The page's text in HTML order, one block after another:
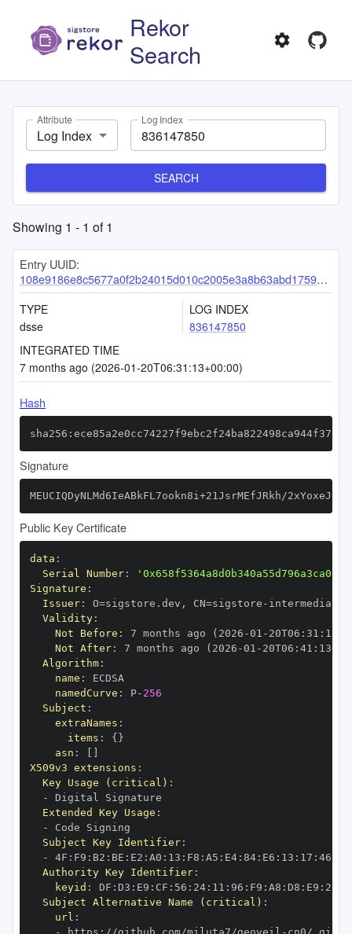
Rekor
Search
Attribute
Log Index
Log Index
SEARCH
Showing 1 - 1 of1
Entry UUID:
108e9186e8c5677a0f2b24015d010c2005e3a8b63abd1759743d4feb9bfa93557f4e8e2987f0222f
TYPE
dsse
LOG INDEX
836147850
INTEGRATED TIME
7 months ago (2026-01-20T06:31:13+00:00)
Hash
Signature
MEUCIQDyNLMd6IeABkFL7ookn8i+21JsrMEfJRkh/
Public Key Certificate
data :
Serial Number:
Signature :
Issuer: O=sigstore.dev , CN=sigstore -
Validity:
Not Before : 7 months ago (2026 -01 - 20T06 : 31 :
Not After: 7 months ago (2026 -01 - 20T06 : 41 : 13+00
Algorithm:
name :
namedCurve : P- 256
Subject :
extraNames :
items : { }
asn :
X509v3 extensions :
Key Usage (critical) :
-
Extended Key Usage :
-
Subject Key Identifier:
-
4F : F9 : B2 : BE : E2 : A0 : 13 : F8 : A5 : E4: 84: E6 : 13 : 17 : 46
Authority Key Identifier:
keyid : DF : D3 : E9 : CF : 56 : 24: 11 : 96 : F9 : A8 : D8 : E9 : 28
Subject Alternative Name (critical) :
url :